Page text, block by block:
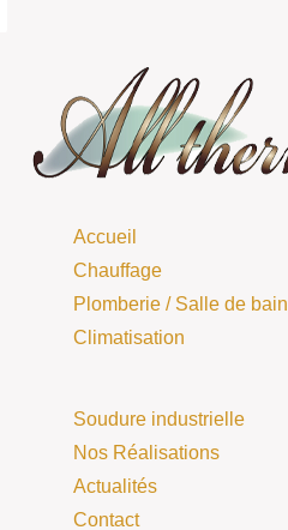
Accueil
Chauffage
Plomberie / Salle de bain
Climatisation
Soudure industrielle
Nos Réalisations
Actualités
Contact